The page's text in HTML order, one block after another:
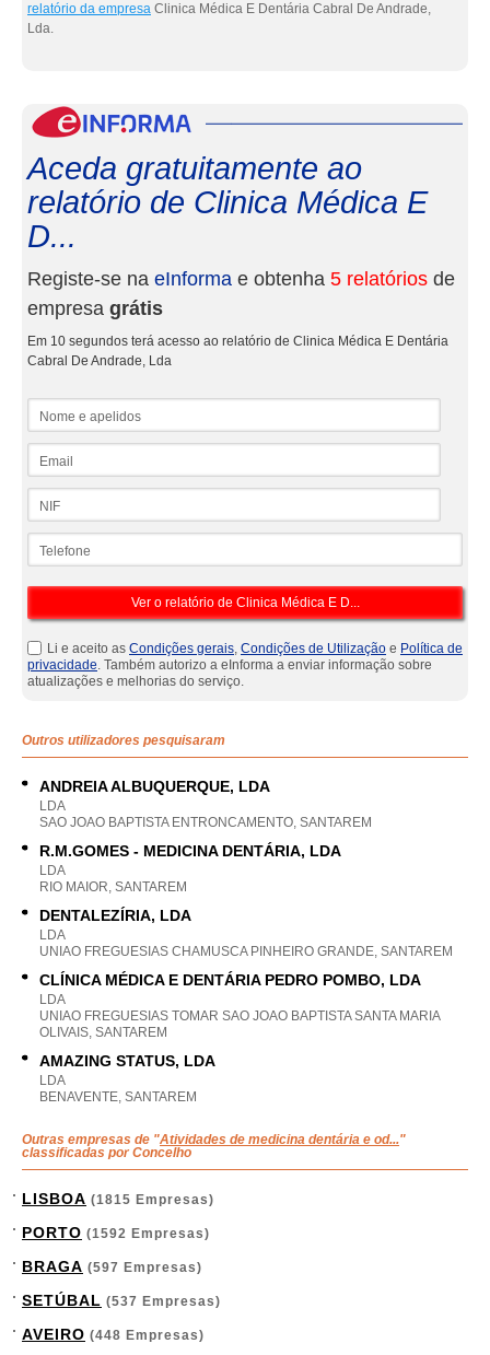
relatório da empresa Clinica Médica E Dentária Cabral De Andrade,
Lda.
Aceda gratuitamente ao
relatório de Clinica Médica E
D...
Registe-se na eInforma e obtenha 5 relatórios de
empresa grátis
Em 10 segundos terá acesso ao relatório de Clinica Médica E Dentária
Cabral De Andrade, Lda
Li e aceito as Condições gerais, Condições de Utilização e Política de
privacidade. Também autorizo a eInforma a enviar informação sobre
atualizações e melhorias do serviço.
Outros utilizadores pesquisaram
ANDREIA ALBUQUERQUE, LDA
LDA
SAO JOAO BAPTISTA ENTRONCAMENTO, SANTAREM
R.M.GOMES - MEDICINA DENTÁRIA, LDA
LDA
RIO MAIOR, SANTAREM
DENTALEZÍRIA, LDA
LDA
UNIAO FREGUESIAS CHAMUSCA PINHEIRO GRANDE, SANTAREM
CLÍNICA MÉDICA E DENTÁRIA PEDRO POMBO, LDA
LDA
UNIAO FREGUESIAS TOMAR SAO JOAO BAPTISTA SANTA MARIA
OLIVAIS, SANTAREM
AMAZING STATUS, LDA
LDA
BENAVENTE, SANTAREM
Outras empresas de "Atividades de medicina dentária e od..."
classificadas por Concelho
LISBOA (1815 Empresas)
PORTO (1592 Empresas)
BRAGA (597 Empresas)
SETÚBAL (537 Empresas)
AVEIRO (448 Empresas)